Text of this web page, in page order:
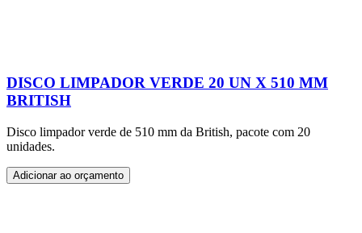
DISCO LIMPADOR VERDE 20 UN X 510 MM
BRITISH
Disco limpador verde de 510 mm da British, pacote com 20
unidades.
Adicionar ao orçamento